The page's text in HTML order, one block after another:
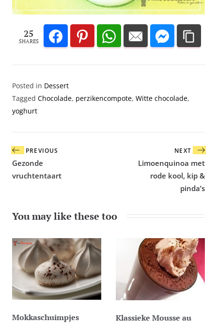
25
SHARES
Posted in Dessert
Tagged Chocolade, perzikencompote, Witte chocolade,
yoghurt
Bericht
navigatie
PREVIOUS
Gezonde
vruchtentaart
NEXT
Limoenquinoa met
rode kool, kip &
pinda’s
You may like these too
Mokkaschuimpjes
Klassieke Mousse au